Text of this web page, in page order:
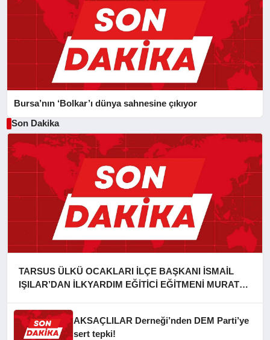
Bursa’nın ‘Bolkar’ı dünya sahnesine çıkıyor
Son Dakika
TARSUS ÜLKÜ OCAKLARI İLÇE BAŞKANI İSMAİL
IŞILAR’DAN İLKYARDIM EĞİTİCİ EĞİTMENİ MURAT
AKSAÇLILAR Derneği’nden DEM Parti’ye
sert tepki!